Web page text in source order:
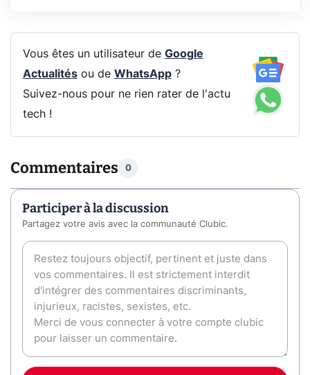
Vous êtes un utilisateur de Google
Actualitésou de WhatsApp?
Suivez-nous pour ne rien rater de l'actu
tech !
Commentaires 0
Participer à la discussion
Partagez votre avis avec la communauté Clubic.